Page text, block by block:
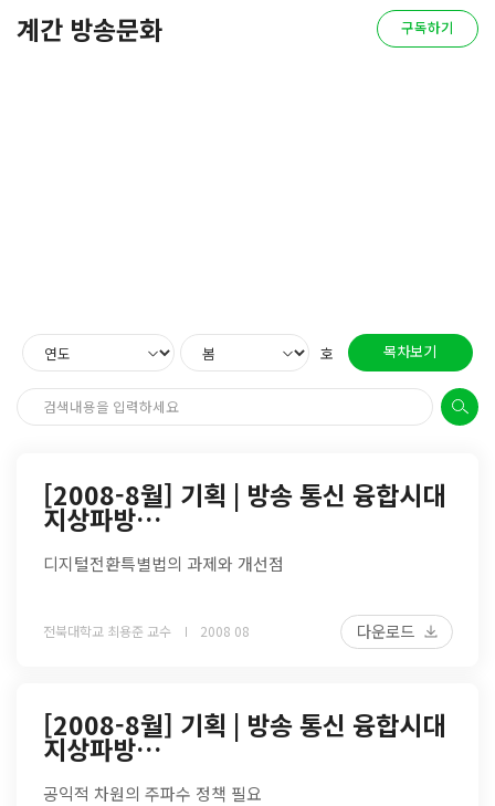
계간 방송문화 구독하기
호 목차보기
[2008-8월] 기획 | 방송 통신 융합시대
지상파방…
디지털전환특별법의 과제와 개선점
전북대학교 최용준 교수 2008 08 다운로드
[2008-8월] 기획 | 방송 통신 융합시대
지상파방…
공익적 차원의 주파수 정책 필요